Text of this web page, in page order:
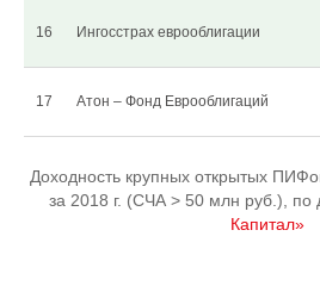
16 Ингосстрах еврооблигации
17 Атон – Фонд Еврооблигаций
Доходность крупных открытых
за 2018 г. (СЧА > 50 млн руб.), по
Капитал»